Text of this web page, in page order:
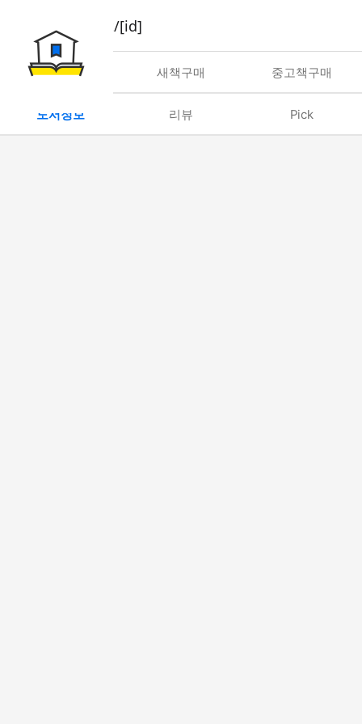
book/rent/[id]
대여 새책구매 중고책구매
도서정보 리뷰 Pick